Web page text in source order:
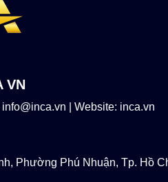
VN
| Website: inca.vn
Phường Phú Nhuận, Tp. Hồ